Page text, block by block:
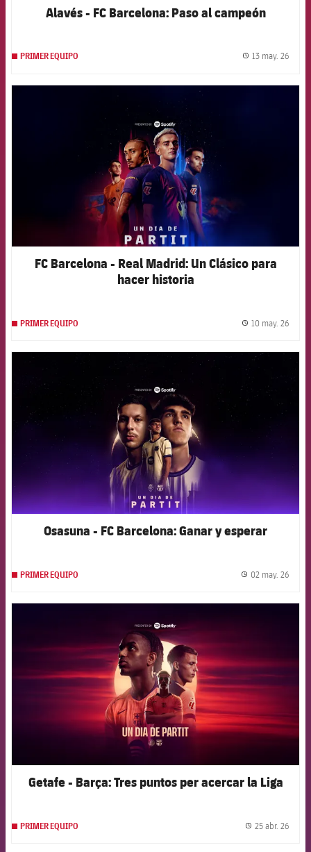
Alavés - FC Barcelona: Paso al campeón
PRIMER EQUIPO 13 may. 26
FCB Barcelona badge
FC Barcelona - Real Madrid: Un Clásico para
hacer historia
PRIMER EQUIPO 10 may. 26
FCB Barcelona badge
Osasuna - FC Barcelona: Ganar y esperar
PRIMER EQUIPO 02 may. 26
Getafe - Barça: Tres puntos per acercar la Liga
PRIMER EQUIPO 25 abr. 26